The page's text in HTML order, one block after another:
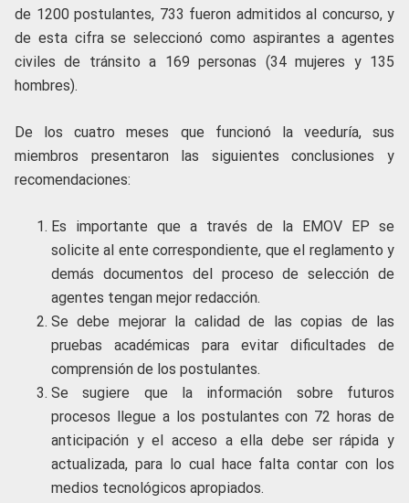
de 1200 postulantes, 733 fueron admitidos al concurso, y
de esta cifra se seleccionó como aspirantes a agentes
civiles de tránsito a 169 personas (34 mujeres y 135
hombres).
De los cuatro meses que funcionó la veeduría, sus
miembros presentaron las siguientes conclusiones y
recomendaciones:
Es importante que a través de la EMOV EP se
solicite al ente correspondiente, que el reglamento y
demás documentos del proceso de selección de
agentes tengan mejor redacción.
Se debe mejorar la calidad de las copias de las
pruebas académicas para evitar dificultades de
comprensión de los postulantes.
Se sugiere que la información sobre futuros
procesos llegue a los postulantes con 72 horas de
anticipación y el acceso a ella debe ser rápida y
actualizada, para lo cual hace falta contar con los
medios tecnológicos apropiados.